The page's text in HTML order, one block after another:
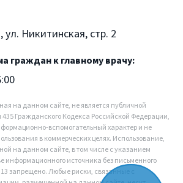
ул. Никитинская, стр. 2
граждан к главному врачу:
на данном сайте, не является публичной
435 Гражданского Кодекса Российской Федерации,
вспомогательный характер и не
в коммерческих целях. Использование,
на данном сайте, в том числе с указанием
информационного источника без письменного
запрещено. Любые риски, связанные с